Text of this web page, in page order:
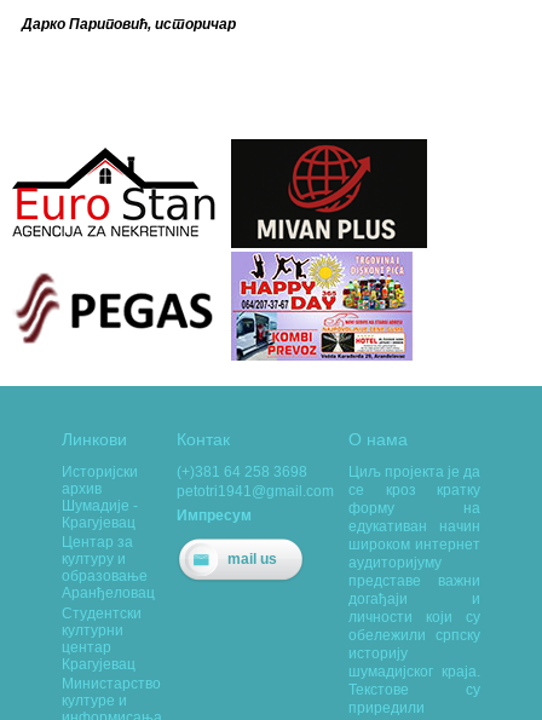
Дарко Париповић, историчар
Линкови
Историјски
архив
Шумадије -
Крагујевац
Центар за
културу и
образовање
Аранђеловац
Студентски
културни
центар
Крагујевац
Министарство
културе и
Контак
(+)381 64 258 3698
petotri1941@gmail.com
Импресум
mail us
О нама
Циљ пројекта је да
се кроз кратку
форму на
едукативан начин
широком интернет
аудиторијуму
представе важни
догађаји и
личности који су
обележили српску
историју
шумадијског краја.
Текстове су
приредили